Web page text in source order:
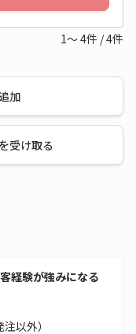
1～4件 /4件
加
受け取る
経験が強みになる
以外）